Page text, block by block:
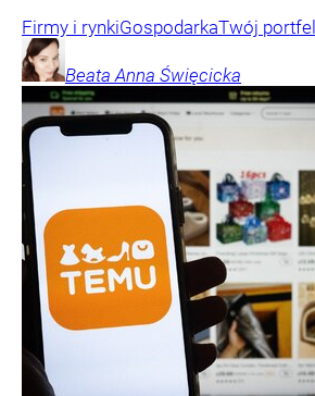
Firmy i rynkiGospodarkaTwój portfel
Beata Anna Święcicka